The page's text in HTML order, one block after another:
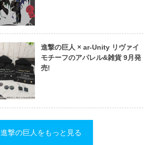
進撃の巨人 × ar-Unity リヴァイ
モチーフのアパレル&雑貨 9月発
売!
進撃の巨人をもっと見る